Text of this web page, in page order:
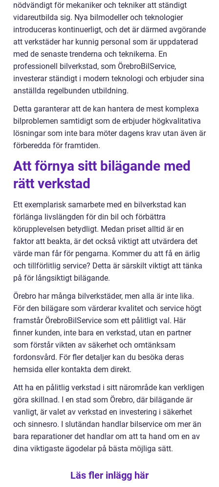
nödvändigt för mekaniker och tekniker att ständigt
vidareutbilda sig. Nya bilmodeller och teknologier
introduceras kontinuerligt, och det är därmed avgörande
att verkstäder har kunnig personal som är uppdaterad
med de senaste trenderna och teknikerna. En
professionell bilverkstad, som ÖrebroBilService,
investerar ständigt i modern teknologi och erbjuder sina
anställda regelbunden utbildning.
Detta garanterar att de kan hantera de mest komplexa
bilproblemen samtidigt som de erbjuder högkvalitativa
lösningar som inte bara möter dagens krav utan även är
förberedda för framtiden.
Att förnya sitt bilägande med
rätt verkstad
Ett exemplarisk samarbete med en bilverkstad kan
förlänga livslängden för din bil och förbättra
körupplevelsen betydligt. Medan priset alltid är en
faktor att beakta, är det också viktigt att utvärdera det
värde man får för pengarna. Kommer du att få en ärlig
och tillförlitlig service? Detta är särskilt viktigt att tänka
på för långsiktigt bilägande.
Örebro har många bilverkstäder, men alla är inte lika.
För den bilägare som värderar kvalitet och service högt
framstår ÖrebroBilService som ett pålitligt val. Här
finner kunden, inte bara en verkstad, utan en partner
som förstår vikten av säkerhet och omtänksam
fordonsvård. För fler detaljer kan du besöka deras
hemsida eller kontakta dem direkt.
Att ha en pålitlig verkstad i sitt närområde kan verkligen
göra skillnad. I en stad som Örebro, där bilägande är
vanligt, är valet av verkstad en investering i säkerhet
och sinnesro. I slutändan handlar bilservice om mer än
bara reparationer det handlar om att ta hand om en av
dina viktigaste ägodelar på bästa möjliga sätt.
Läs fler inlägg här